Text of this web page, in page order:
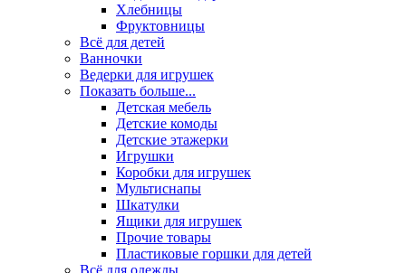
Хлебницы
Фруктовницы
Всё для детей
Ванночки
Ведерки для игрушек
Показать больше...
Детская мебель
Детские комоды
Детские этажерки
Игрушки
Коробки для игрушек
Мультиснапы
Шкатулки
Ящики для игрушек
Прочие товары
Пластиковые горшки для детей
Всё для одежды